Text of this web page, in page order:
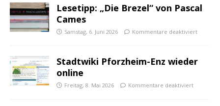
Lesetipp: „Die Brezel“ von Pascal
Cames
Samstag, 6. Juni 2026 Kommentare deaktiviert
Stadtwiki Pforzheim-Enz wieder
online
Freitag, 8. Mai 2026 Kommentare deaktiviert